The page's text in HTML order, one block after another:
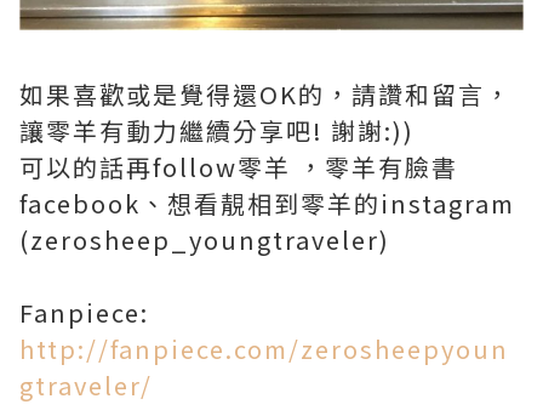
如果喜歡或是覺得還OK的，請讚和留言，
讓零羊有動力繼續分享吧! 謝謝:))
可以的話再follow零羊 ，零羊有臉書
facebook、想看靚相到零羊的instagram
(zerosheep_youngtraveler)
Fanpiece:
http://fanpiece.com/zerosheepyoun
gtraveler/